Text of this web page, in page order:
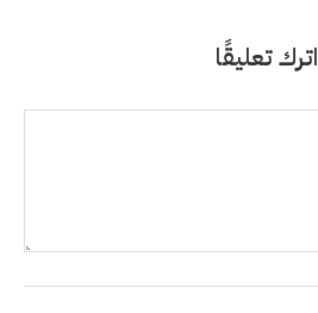
اترك تعليقًا